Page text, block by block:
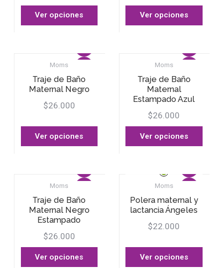
Ver opciones Ver opciones
Moms
Traje de Baño
Maternal Negro
$26.000
Ver opciones
Moms
Traje de Baño
Maternal
Estampado Azul
$26.000
Ver opciones
Moms
Traje de Baño
Maternal Negro
Estampado
$26.000
Ver opciones
Moms
Polera maternal y
lactancia Ángeles
$22.000
Ver opciones